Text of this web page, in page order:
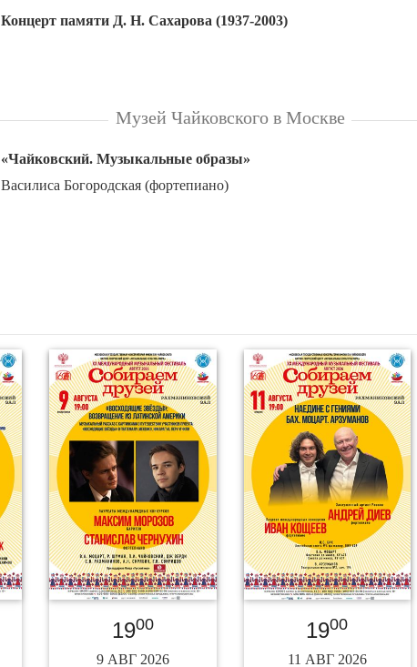
Концерт памяти Д. Н. Сахарова (1937-2003)
Музей Чайковского в Москве
«Чайковский. Музыкальные образы»
Василиса Богородская (фортепиано)
1900
9 АВГ 2026
1900
11 АВГ 2026